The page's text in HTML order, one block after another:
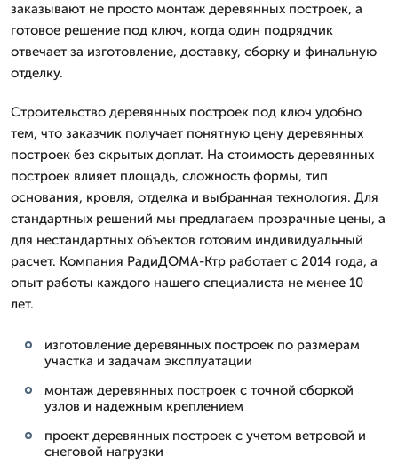
заказывают не просто монтаж деревянных построек, а
готовое решение под ключ, когда один подрядчик
отвечает за изготовление, доставку, сборку и финальную
отделку.
Строительство деревянных построек под ключ удобно
тем, что заказчик получает понятную цену деревянных
построек без скрытых доплат. На стоимость деревянных
построек влияет площадь, сложность формы, тип
основания, кровля, отделка и выбранная технология. Для
стандартных решений мы предлагаем прозрачные цены, а
для нестандартных объектов готовим индивидуальный
расчет. Компания РадиДОМА-Ктр работает с 2014 года, а
опыт работы каждого нашего специалиста не менее 10
лет.
изготовление деревянных построек по размерам
участка и задачам эксплуатации
монтаж деревянных построек с точной сборкой
узлов и надежным креплением
проект деревянных построек с учетом ветровой и
снеговой нагрузки